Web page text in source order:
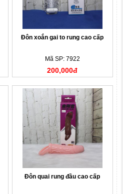
Đôn xoắn gai to rung cao cấp
Mã SP: 7922
200,000đ
Đôn quai rung đầu cao cấp